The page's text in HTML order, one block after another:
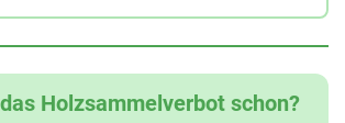
Holzsammelverbot schon?